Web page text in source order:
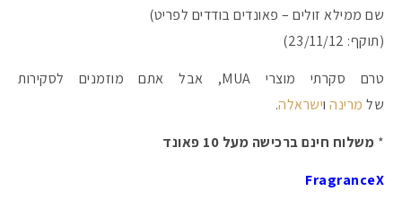
שם ממילא זולים – פאונדים בודדים לפריט)
(תוקף: 23/11/12)
טרם סקרתי מוצרי MUA, אבל אתם מוזמנים לסקירות
של מרינה וישראלה.
* משלוח חינם ברכישה מעל 10 פאונד
FragranceX